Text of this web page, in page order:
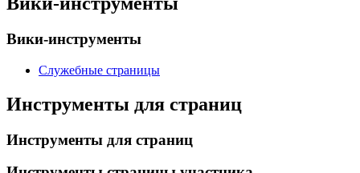
Вики-инструменты
Служебные страницы
Инструменты для страниц
Инструменты для страниц